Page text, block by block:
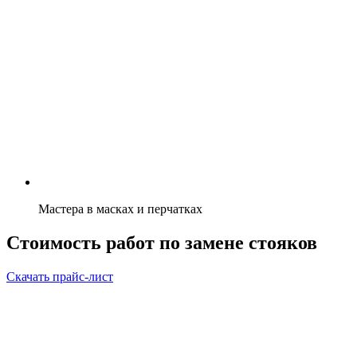
Мастера в масках и перчатках
Стоимость работ по замене стояков
Скачать прайс-лист